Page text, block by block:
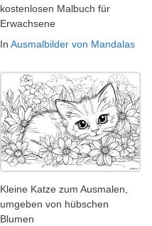
kostenlosen Malbuch für
Erwachsene
In Ausmalbilder von Mandalas
Kleine Katze zum Ausmalen,
umgeben von hübschen
Blumen